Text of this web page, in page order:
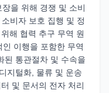
을 위해 경쟁 및 소비
비자 보호 집행 및 정
해 협력 추구 무역 원
이행을 포함한 무역
된 통관절차 및 수속을
지털화, 물류 및 운송
및 문서의 전자 처리